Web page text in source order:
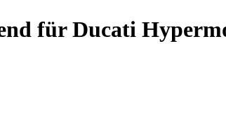
für Ducati